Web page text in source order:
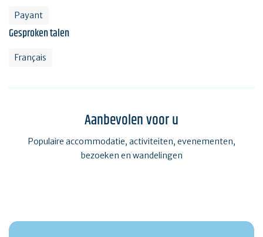
Payant
Gesproken talen
Français
Aanbevolen voor u
Populaire accommodatie, activiteiten, evenementen,
bezoeken en wandelingen